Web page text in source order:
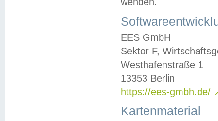
EES GmbH
Sektor F,
Westhafenstraße 1
13353 Berlin
https://ees-gmbh.de/
Kartenmaterial